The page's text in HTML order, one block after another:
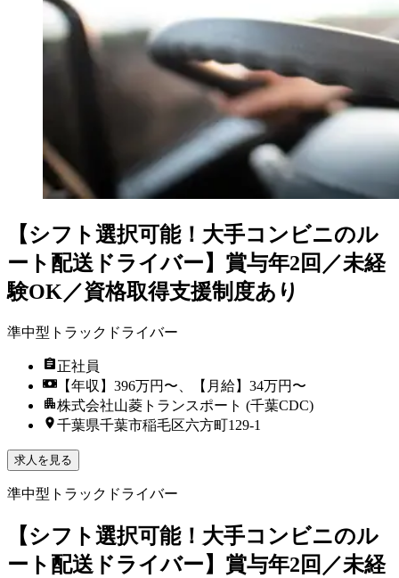
【シフト選択可能！大手コンビニのル
ート配送ドライバー】賞与年2回／未経
験OK／資格取得支援制度あり
準中型トラックドライバー
正社員
【年収】396万円〜、【月給】34万円〜
株式会社山菱トランスポート (千葉CDC)
千葉県千葉市稲毛区六方町129-1
求人を見る
準中型トラックドライバー
【シフト選択可能！大手コンビニのル
ート配送ドライバー】賞与年2回／未経